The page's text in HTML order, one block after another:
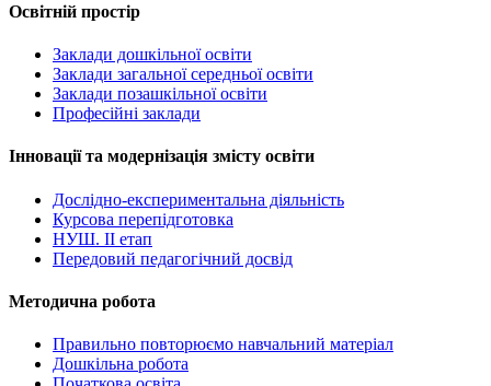
Освітній простір
Заклади дошкільної освіти
Заклади загальної середньої освіти
Заклади позашкільної освіти
Професійні заклади
Інновації та модернізація змісту освіти
Дослідно-експериментальна діяльність
Курсова перепідготовка
НУШ. ІІ етап
Передовий педагогічний досвід
Методична робота
Правильно повторюємо навчальний матеріал
Дошкільна робота